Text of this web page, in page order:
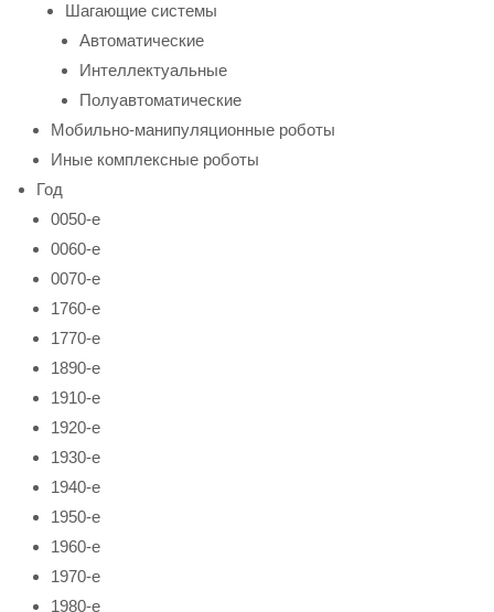
Шагающие системы
Автоматические
Интеллектуальные
Полуавтоматические
Мобильно-манипуляционные роботы
Иные комплексные роботы
Год
0050-е
0060-е
0070-е
1760-е
1770-е
1890-е
1910-е
1920-е
1930-е
1940-е
1950-е
1960-е
1970-е
1980-е